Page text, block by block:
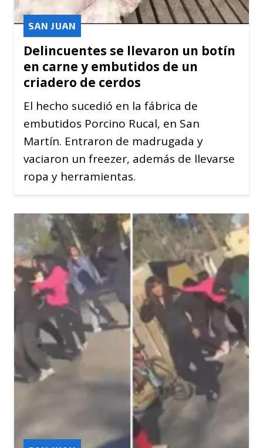
Delincuentes se llevaron un botín
en carne y embutidos de un
criadero de cerdos
SAN JUAN
El hecho sucedió en la fábrica de
embutidos Porcino Rucal, en San
Martín. Entraron de madrugada y
vaciaron un freezer, además de llevarse
ropa y herramientas.